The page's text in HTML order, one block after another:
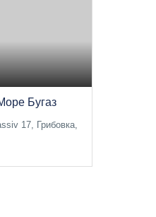
Бугаз
17, Грибовка,